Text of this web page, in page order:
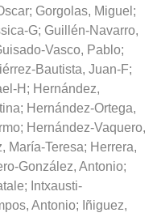
; Gorgolas, Miguel ;
G; Guillén-Navarro,
Vasco, Pablo;
Bautista, Juan-F;
H ; Hernández,
; Hernández-Ortega,
; Hernández-Vaquero,
María-Teresa; Herrera,
González, Antonio;
; Intxausti-
Antonio; Iñiguez,